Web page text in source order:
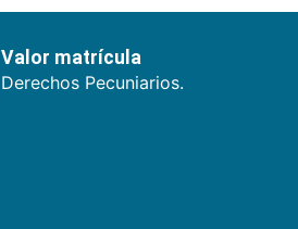
Valor matrícula
Derechos Pecuniarios.